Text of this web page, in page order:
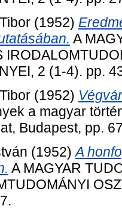
(1952)
A
2 (1-4). pp.
(1952)
a magyar
Budapest, pp.
(1952)A
A MAGYAR